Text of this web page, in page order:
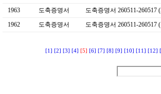
1963
도축증명서
도축증명서 260511-260517
1962
도축증명서 도축증명서 260511-260517
[1] [2] [3] [4] [5] [6] [7] [8] [9] [10] [11] [12]